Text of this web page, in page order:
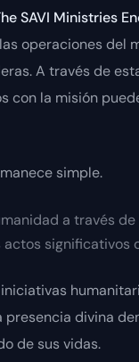
SAVI Ministries
operaciones del
A través de
con la misión
simple.
a través
significativos
presencia divina
de sus vidas.